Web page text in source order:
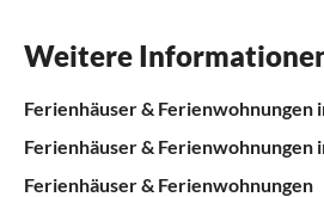
Weitere
Ferienhäuser & Ferienwohnungen
Ferienhäuser & Ferienwohnungen
Ferienhäuser & Ferienwohnungen